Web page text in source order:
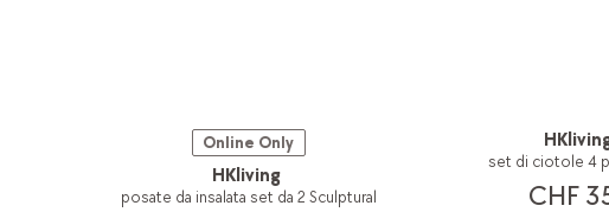
Online Only
HKliving
posate da insalata set da 2 Sculptural
set di ciotole 4
CHF